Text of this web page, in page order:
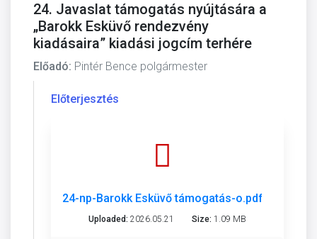
24. Javaslat támogatás nyújtására a
„Barokk Esküvő rendezvény
kiadásaira” kiadási jogcím terhére
Előadó: Pintér Bence polgármester
Előterjesztés
24-np-Barokk Esküvő támogatás-o.pdf
Uploaded: 2026.05.21 Size: 1.09 MB